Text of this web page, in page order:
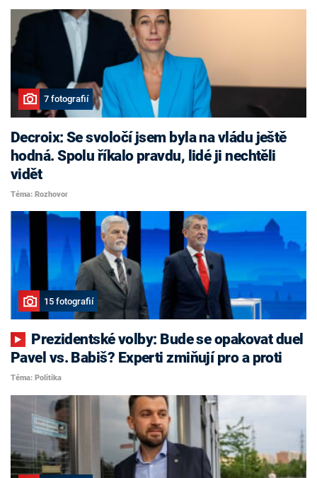
7 fotografií
Decroix: Se svoločí jsem byla na vládu ještě
hodná. Spolu říkalo pravdu, lidé ji nechtěli
vidět
Téma: Rozhovor
15 fotografií
Pavel vs. Babiš? Experti zmiňují pro a proti
Téma: Politika